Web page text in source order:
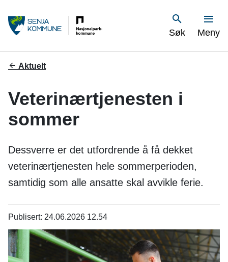
S
e
j
a
o
m
m
u
n
Søk Vis
Meny
Du
her:
Aktuelt
Veterinærtjenesten i
sommer
Dessverre er det utfordrende å få dekket
veterinærtjenesten hele sommerperioden,
samtidig som alle ansatte skal avvikle ferie.
Publisert 24.06.2026 12.54